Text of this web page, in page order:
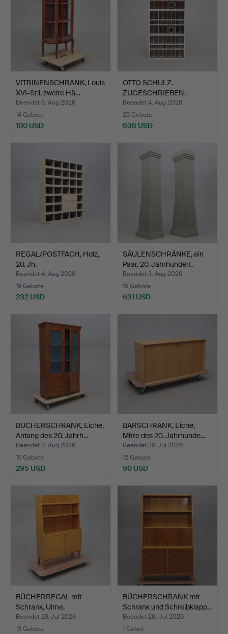
VITRINENSCHRANK, Louis
XVI-Stil, zweite Hä…
Beendet 5. Aug 2026
14 Gebote
100 USD
OTTO SCHULZ.
ZUGESCHRIEBEN.
Gewürzregal/Vo…
Beendet 4. Aug 2026
25 Gebote
636 USD
REGAL/POSTFACH, Holz,
20. Jh.
Beendet 4. Aug 2026
19 Gebote
232 USD
SÄULENSCHRÄNKE, ein
Paar, 20. Jahrhundert.
Beendet 3. Aug 2026
15 Gebote
631 USD
BÜCHERSCHRANK, Eiche,
Anfang des 20. Jahrh…
Beendet 3. Aug 2026
15 Gebote
295 USD
BARSCHRANK, Eiche,
Mitte des 20. Jahrhunde…
Beendet 29. Jul 2026
12 Gebote
90 USD
BÜCHERREGAL mit
Schrank, Ulme,
möglicherwe…
Beendet 29. Jul 2026
13 Gebote
BÜCHERSCHRANK mit
Schrank und Schreibklapp…
Beendet 28. Jul 2026
1 Gebot